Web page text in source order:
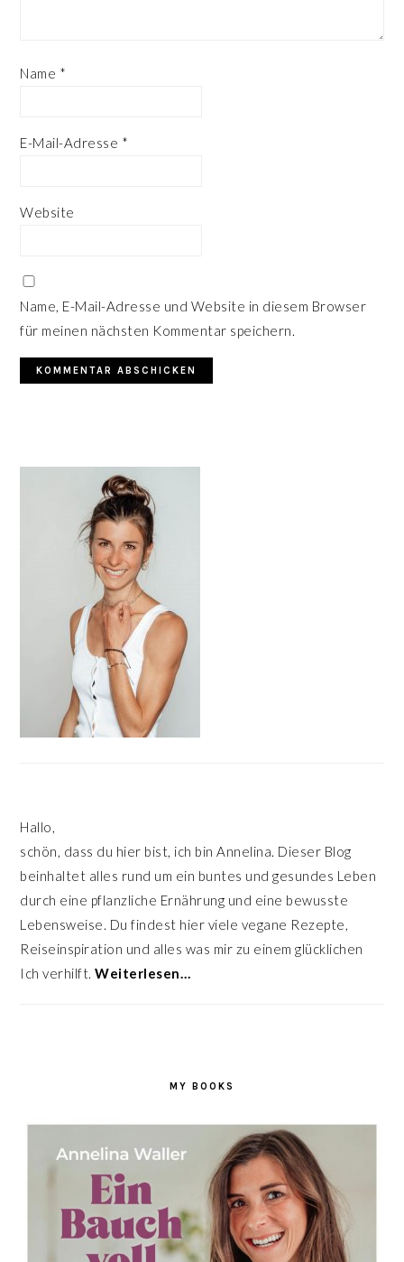
Name *
E-Mail-Adresse *
Website
Name, E-Mail-Adresse und Website in diesem Browser
für meinen nächsten Kommentar speichern.
SIDEBAR
Hallo,
schön, dass du hier bist, ich bin Annelina. Dieser Blog
beinhaltet alles rund um ein buntes und gesundes Leben
durch eine pflanzliche Ernährung und eine bewusste
Lebensweise. Du findest hier viele vegane Rezepte,
Reiseinspiration und alles was mir zu einem glücklichen
Ich verhilft.Weiterlesen…
MY BOOKS